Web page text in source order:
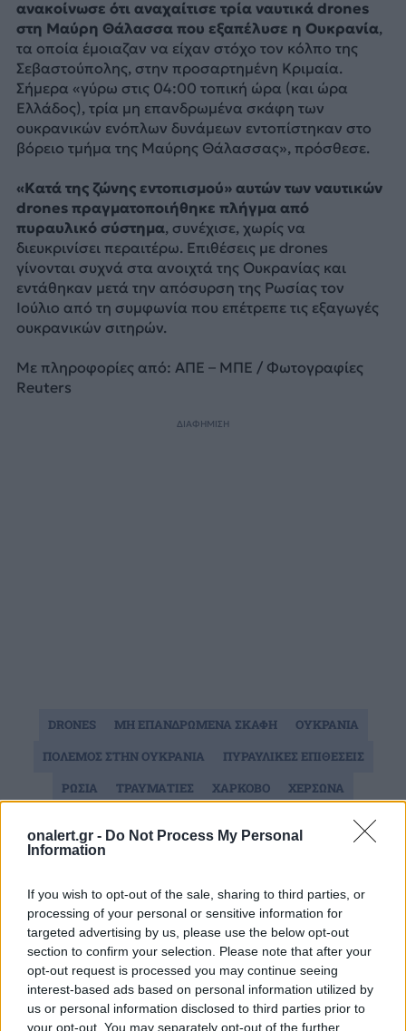
onalert.gr - Do Not Process My Personal
Information
If you wish to opt-out of the sale, sharing to third parties, or
processing of your personal or sensitive information for
targeted advertising by us, please use the below opt-out
section to confirm your selection. Please note that after your
opt-out request is processed you may continue seeing
interest-based ads based on personal information utilized by
us or personal information disclosed to third parties prior to
your opt-out. You may separately opt-out of the further
Διάβασε επίσης
ανακοίνωσε ότι αναχαίτισε τρία ναυτικά drones
στη Μαύρη Θάλασσα που εξαπέλυσε η Ουκρανία,
τα οποία έμοιαζαν να είχαν στόχο τον κόλπο της
Σεβαστούπολης, στην προσαρτημένη Κριμαία.
Σήμερα «γύρω στις 04:00 τοπική ώρα (και ώρα
Ελλάδος), τρία μη επανδρωμένα σκάφη των
ουκρανικών ενόπλων δυνάμεων εντοπίστηκαν στο
βόρειο τμήμα της Μαύρης Θάλασσας», πρόσθεσε.
«Κατά της ζώνης εντοπισμού» αυτών των ναυτικών
drones πραγματοποιήθηκε πλήγμα από
πυραυλικό σύστημα, συνέχισε, χωρίς να
διευκρινίσει περαιτέρω. Επιθέσεις με drones
γίνονται συχνά στα ανοιχτά της Ουκρανίας και
εντάθηκαν μετά την απόσυρση της Ρωσίας τον
Ιούλιο από τη συμφωνία που επέτρεπε τις εξαγωγές
ουκρανικών σιτηρών.
Με πληροφορίες από: ΑΠΕ – ΜΠΕ / Φωτογραφίες
Reuters
ΔΙΑΦΗΜΙΣΗ
Ακολουθήστε το onalert.gr στο
για την άμυνα.
DRONES ΜΗ ΕΠΑΝΔΡΩΜΕΝΑ ΣΚΑΦΗ
ΟΥΚΡΑΝΙΑ
ΠΟΛΕΜΟΣ ΣΤΗΝ ΟΥΚΡΑΝΙΑ
ΠΥΡΑΥΛΙΚΕΣ ΕΠΙΘΕΣΕΙΣ
ΡΩΣΙΑ
ΤΡΑΥΜΑΤΙΕΣ ΧΑΡΚΟΒΟ ΧΕΡΣΩΝΑ